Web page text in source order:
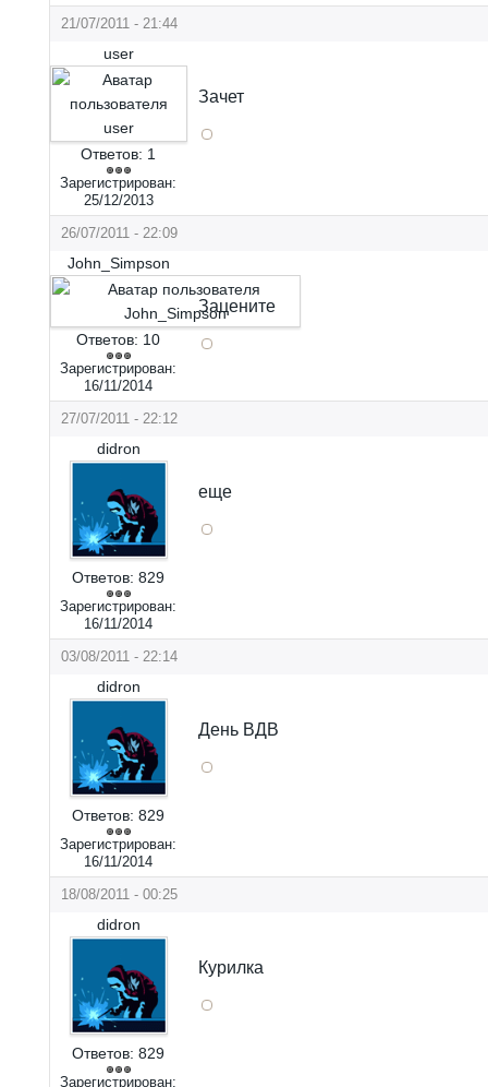
21/07/2011 - 21:44
user
Ответов: 1
Зарегистрирован:
25/12/2013
Зачет
26/07/2011 - 22:09
John_Simpson
Ответов: 10
Зарегистрирован:
16/11/2014
Зацените
27/07/2011 - 22:12
didron
Ответов: 829
Зарегистрирован:
16/11/2014
еще
03/08/2011 - 22:14
didron
Ответов: 829
Зарегистрирован:
16/11/2014
День ВДВ
18/08/2011 - 00:25
didron
Ответов: 829
Зарегистрирован:
Курилка